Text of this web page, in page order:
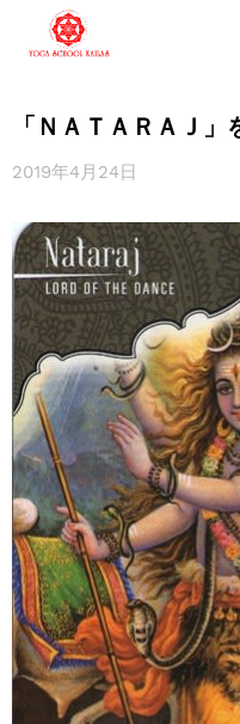
「ＮＡＴＡＲＡＪ
2019年4月24日